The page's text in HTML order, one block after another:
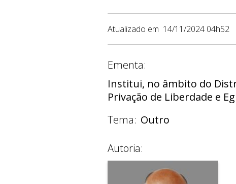
Atualizado em 14/11/2024 04h52
Ementa:
Institui, no âmbito do
Privação de Liberdade e
Tema: Outro
Autoria: